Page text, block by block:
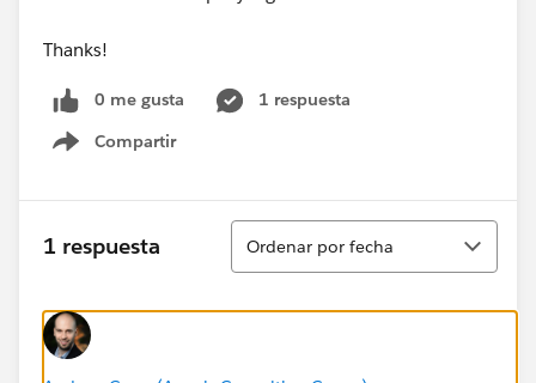
Thanks!
0 me gusta
1 respuesta
Compartir
Show menu
1 respuesta
Ordenar
Ordenar por fecha